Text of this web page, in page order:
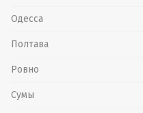
Одесса
Полтава
Ровно
Сумы